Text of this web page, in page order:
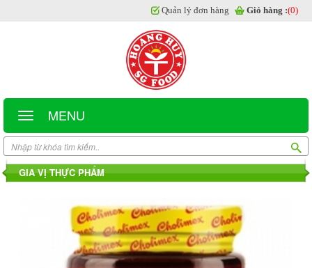
MENU
Quản lý đơn hàng Giỏ hàng :(0)
GIA VỊ THỰC PHẨM